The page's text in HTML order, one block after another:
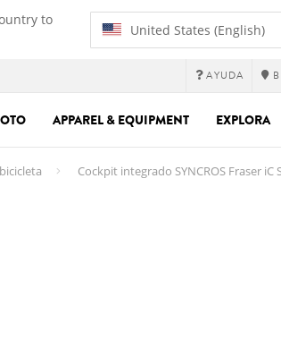
to
United States (English)
AYUDA
APPAREL & EQUIPMENT EXPLORA
Cockpit integrado SYNCROS Fraser iC